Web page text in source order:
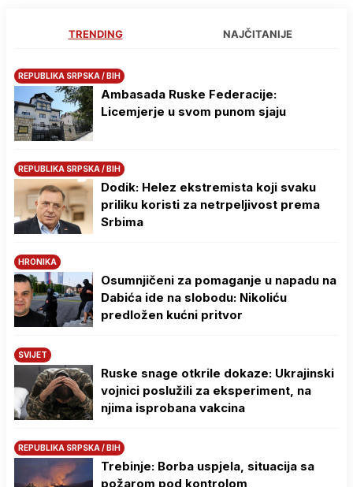
TRENDING NAJČITANIJE
REPUBLIKA SRPSKA / BIH
Ambasada Ruske Federacije:
Licemjerje u svom punom sjaju
REPUBLIKA SRPSKA / BIH
Dodik: Helez ekstremista koji svaku
priliku koristi za netrpeljivost prema
Srbima
HRONIKA
Osumnjičeni za pomaganje u napadu na
Dabića ide na slobodu: Nikoliću
predložen kućni pritvor
SVIJET
Ruske snage otkrile dokaze: Ukrajinski
vojnici poslužili za eksperiment, na
njima isprobana vakcina
REPUBLIKA SRPSKA / BIH
Trebinje: Borba uspjela, situacija sa
požarom pod kontrolom